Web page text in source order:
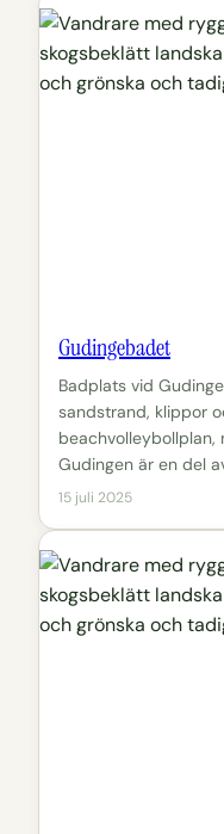
Gudingebadet
Badplats vid
sandstrand, klippor
beachvolleybollplan,
Gudingen är en del
15 juli 2025